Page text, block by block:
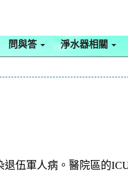
問與答 淨水器相關
伍軍人病。醫院區的